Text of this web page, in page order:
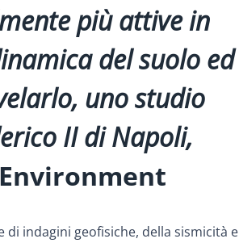
più attive in
del suolo ed
uno studio
II di Napoli,
indagini geofisiche, della sismicità e